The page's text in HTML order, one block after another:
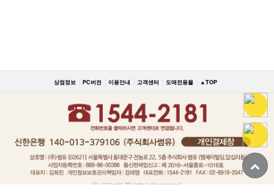
상점정보 PC버전 이용안내 고객센터 도매전용몰 ▲TOP
ⓒ니뜨(knitt) All right knitt reserved.